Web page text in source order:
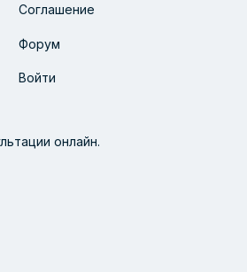
Соглашение
Форум
Войти
онлайн.